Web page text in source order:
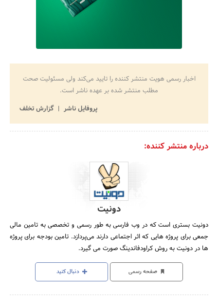
اخبار رسمی هویت منتشر کننده را تایید می‌کند ولی مسئولیت صحت
مطلب منتشر شده بر عهده ناشر است.
پروفایل ناشر
گزارش تخلف
درباره منتشر کننده:
دونیت
دونیت بستری است که در وب فارسی به طور رسمی و تخصصی به تامین مالی
جمعی برای پروژه هایی که اثر اجتماعی دارند می‌پردازد. تامین بودجه برای پروژه
ها در دونیت به روش کراودفاندینگ صورت می گیرد.
صفحه رسمی دنبال کنید